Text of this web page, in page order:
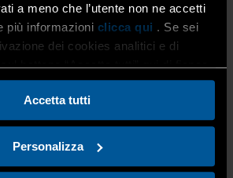
a meno che l’utente non ne accetti
più informazioni clicca qui . Se sei
dei cookies analitici e di
bottone “Accetta tutti” qui di fianco.
Accetta tutti
Personalizza
DI ESILE (CAS: 6259-76-3, INCI:
sono stati introdottispecifici limiti
, differenziati in base alla tipologia di
(escluse quelle per bimbi <3
risciacquare (con alcune eccezioni)